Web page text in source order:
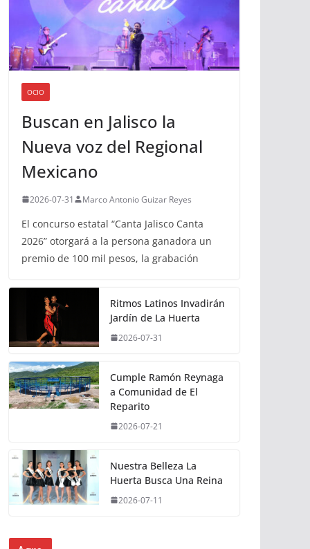
OCIO
Buscan en Jalisco la
Nueva voz del Regional
Mexicano
2026-07-31 Marco Antonio Guizar Reyes
El concurso estatal “Canta Jalisco Canta
2026” otorgará a la persona ganadora un
premio de 100 mil pesos, la grabación
Ritmos Latinos Invadirán
Jardín de La Huerta
2026-07-31
Cumple Ramón Reynaga
a Comunidad de El
Reparito
2026-07-21
Nuestra Belleza La
Huerta Busca Una Reina
2026-07-11